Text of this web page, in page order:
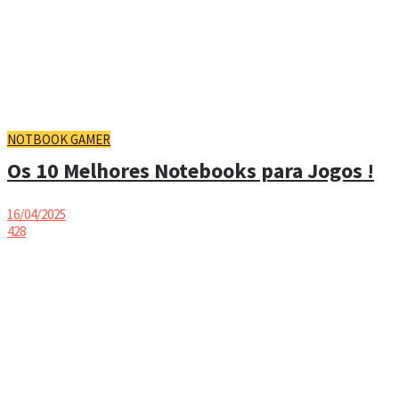
NOTBOOK GAMER
Os 10 Melhores Notebooks para Jogos !
16/04/2025
428